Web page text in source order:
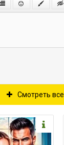
Смотреть все